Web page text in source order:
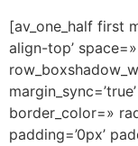
[av_one_half first
align-top’
border_color=»
padding=’0px’